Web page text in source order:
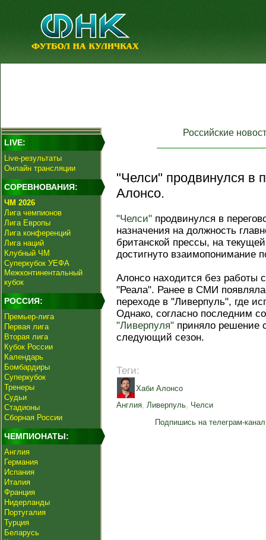
LIVE:
Live-результаты
Онлайн трансляции
СОРЕВНОВАНИЯ:
ЧМ 2026
Лига чемпионов
Лига Европы
Лига конференций
Лига наций
Клубный ЧМ
Суперкубок УЕФА
Межконтинентальный
кубок
РОССИЯ:
Премьер-лига
Первая лига
Вторая лига
Кубок России
Календарь
Бомбардиры
Суперкубок
Тренеры
Судьи
Стадионы
Сборная России
ЧЕМПИОНАТЫ:
Англия
Германия
Испания
Италия
Франция
Нидерланды
Португалия
Турция
Беларусь
Российские
"Челси" продвинулся в
Алонсо.
"Челси" продвинулся в
назначения на должность
британской прессы, на
достигнуто взаимопонимание
Алонсо находится без работы
"Реала". Ранее в СМИ
переходе в "Ливерпуль", где
Однако, согласно последним
"Ливерпуля" приняло решение
следующий сезон.
Теги:
Хаби Алонсо
Англия, Ливерпуль, Челси
Подпишись на телеграм-